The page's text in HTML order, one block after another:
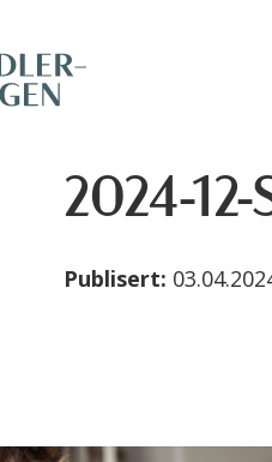
2024-
Publisert: